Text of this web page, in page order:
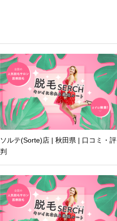
ソルテ(Sorte)店 | 秋田県 | 口コミ・評
判